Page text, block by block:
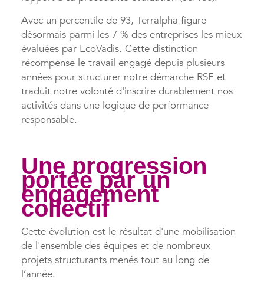
Avec un percentile de 93, Terralpha figure
désormais parmi les 7 % des entreprises les mieux
évaluées par EcoVadis. Cette distinction
récompense le travail engagé depuis plusieurs
années pour structurer notre démarche RSE et
traduit notre volonté d'inscrire durablement nos
activités dans une logique de performance
responsable.
Une progression
portée par un
engagement
collectif
Cette évolution est le résultat d'une mobilisation
de l'ensemble des équipes et de nombreux
projets structurants menés tout au long de
l’année.